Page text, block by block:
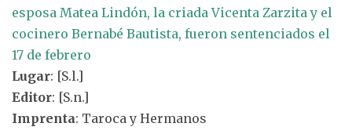
esposa Matea Lindón, la criada Vicenta Zarzita y el
cocinero Bernabé Bautista, fueron sentenciados el
17 de febrero
Lugar: [S.l.]
Editor: [S.n.]
Imprenta: Taroca y Hermanos